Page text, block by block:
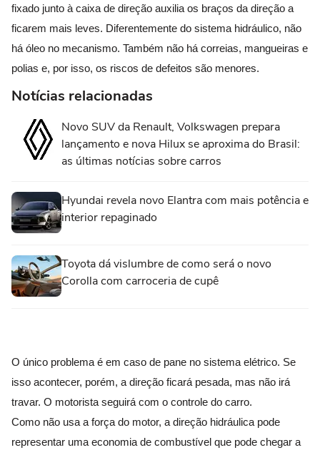
fixado junto à caixa de direção auxilia os braços da direção a
ficarem mais leves. Diferentemente do sistema hidráulico, não
há óleo no mecanismo. Também não há correias, mangueiras e
polias e, por isso, os riscos de defeitos são menores.
Notícias relacionadas
Novo SUV da Renault, Volkswagen prepara
lançamento e nova Hilux se aproxima do Brasil:
as últimas notícias sobre carros
Hyundai revela novo Elantra com mais potência e
interior repaginado
Toyota dá vislumbre de como será o novo
Corolla com carroceria de cupê
O único problema é em caso de pane no sistema elétrico. Se
isso acontecer, porém, a direção ficará pesada, mas não irá
travar. O motorista seguirá com o controle do carro.
Como não usa a força do motor, a direção hidráulica pode
representar uma economia de combustível que pode chegar a